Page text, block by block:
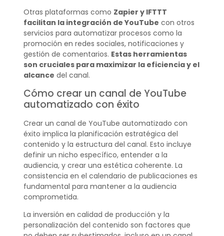
Otras plataformas como Zapier y IFTTT
facilitan la integración de YouTube con otros
servicios para automatizar procesos como la
promoción en redes sociales, notificaciones y
gestión de comentarios. Estas herramientas
son cruciales para maximizar la eficiencia y el
alcance del canal.
Cómo crear un canal de YouTube
automatizado con éxito
Crear un canal de YouTube automatizado con
éxito implica la planificación estratégica del
contenido y la estructura del canal. Esto incluye
definir un nicho específico, entender a la
audiencia, y crear una estética coherente. La
consistencia en el calendario de publicaciones es
fundamental para mantener a la audiencia
comprometida.
La inversión en calidad de producción y la
personalización del contenido son factores que